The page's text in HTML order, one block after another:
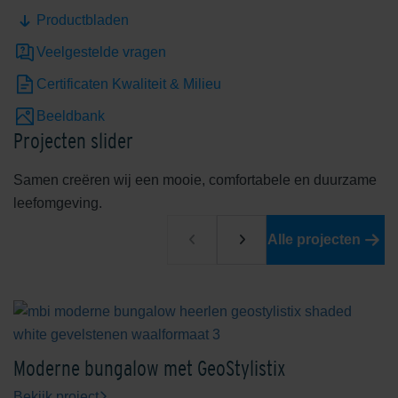
Productbladen
Veelgestelde vragen
Certificaten Kwaliteit & Milieu
Beeldbank
Projecten slider
Samen creëren wij een mooie, comfortabele en duurzame
leefomgeving.
Alle projecten
Moderne bungalow met GeoStylistix